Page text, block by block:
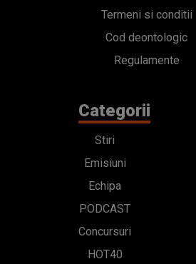
Termeni si conditii
Cod deontologic
Regulamente
Categorii
Stiri
Emisiuni
Echipa
PODCAST
Concursuri
HOT40